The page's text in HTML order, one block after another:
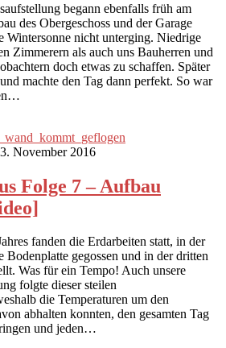
begann ebenfalls früh am
des Obergeschoss und der Garage
Wintersonne nicht unterging. Niedrige
Zimmerern als auch uns Bauherren und
doch etwas zu schaffen. Später
machte den Tag dann perfekt. So war
November 2016
Folge 7 – Aufbau
fanden die Erdarbeiten statt, in der
Bodenplatte gegossen und in der dritten
Was für ein Tempo! Auch unsere
folgte dieser steilen
die Temperaturen um den
abhalten konnten, den gesamten Tag
und jeden…